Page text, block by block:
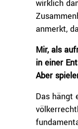
wirklich
anmerkt,
Mir, als
in einer
Aber
Das hängt